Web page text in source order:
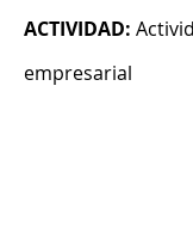
ACTIVIDAD:
empresarial